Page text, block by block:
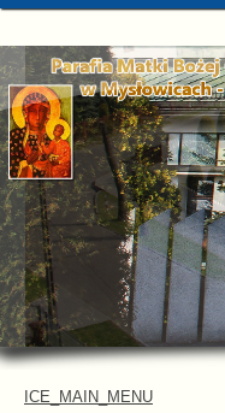
ICE_MAIN_MENU